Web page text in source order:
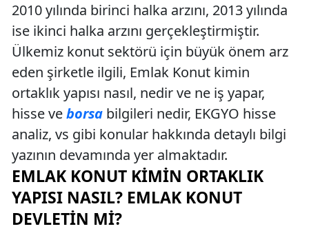
2010 yılında birinci halka arzını, 2013 yılında
ise ikinci halka arzını gerçekleştirmiştir.
Ülkemiz konut sektörü için büyük önem arz
eden şirketle ilgili, Emlak Konut kimin
ortaklık yapısı nasıl, nedir ve ne iş yapar,
hisse veborsa bilgileri nedir, EKGYO hisse
analiz, vs gibi konular hakkında detaylı bilgi
yazının devamında yer almaktadır.
EMLAK KONUT KIMIN ORTAKLIK
YAPISI NASIL? EMLAK KONUT
DEVLETIN MI?